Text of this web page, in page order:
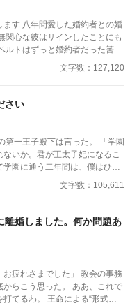
して追い掛けて来た元婚約者
た答えとは…？ 完結済全
ます（本編完結済）
との婚
がアルベルトの
か！？」
文字数：127,120
さい
いか。君が王太子妃になるこ
園に通う二年間は、僕はひと
「好きになさればよろしいわ」
文字数：105,611
離婚しました。何か問題あ
までした」 教会の事務
った。 ああ、これで
による“形式結